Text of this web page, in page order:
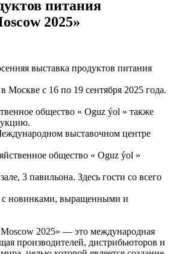
питания
2025»
выставка продуктов питания
Москве с 16 по 19 сентября 2025 года.
общество « Oguz ýol » также
выставочном центре
общество « Oguz ýol »
3 павильона. Здесь гости со всего
с новинками, выращенными и
2025» — это международная
производителей, дистрибьюторов и